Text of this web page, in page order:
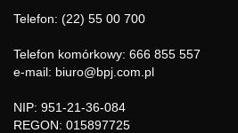
Telefon: (22) 55 00 700
Telefon komórkowy: 666 855 557
e-mail: biuro@bpj.com.pl
NIP: 951-21-36-084
REGON: 015897725